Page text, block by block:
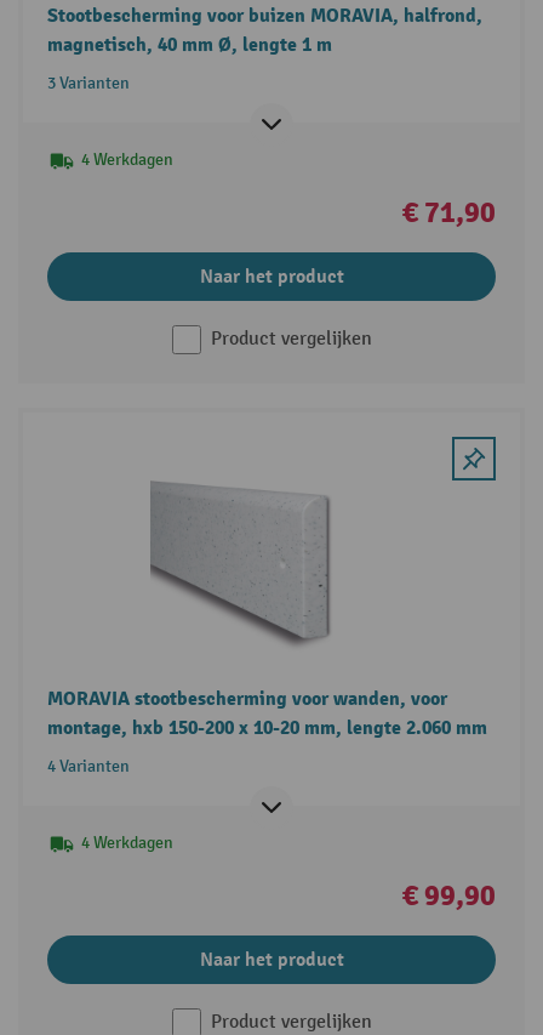
Stootbescherming voor buizen MORAVIA, halfrond,
magnetisch, 40 mm Ø, lengte 1 m
3 Varianten
4 Werkdagen
€ 71,90
Naar het product
Product vergelijken
MORAVIA stootbescherming voor wanden, voor
montage, hxb 150-200 x 10-20 mm, lengte 2.060 mm
4 Varianten
4 Werkdagen
€ 99,90
Naar het product
Product vergelijken